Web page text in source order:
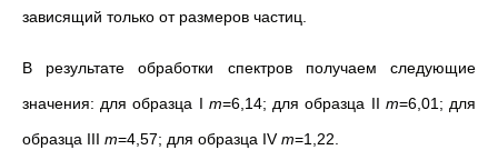
зависящий только от размеров частиц.
В результате обработки спектров получаем следующие
значения: для образца I m=6,14; для образца II m=6,01; для
образца III m=4,57; для образца IVm=1,22.